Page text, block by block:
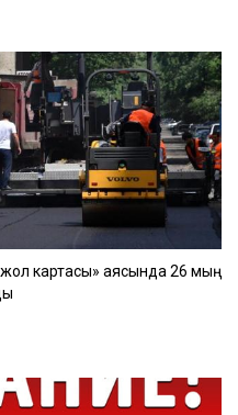
картасы» аясында 26 мың